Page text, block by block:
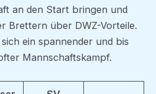
an den Start bringen und
Brettern über DWZ-Vorteile.
ein spannender und bis
Mannschaftskampf.